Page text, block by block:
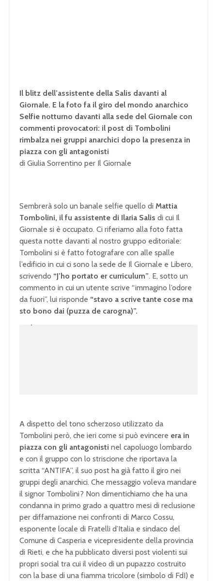
Il blitz dell’assistente della Salis davanti al
Giornale. E la foto fa il giro del mondo anarchico
Selfie notturno davanti alla sede del Giornale con
commenti provocatori: il post di Tombolini
rimbalza nei gruppi anarchici dopo la presenza in
piazza con gli antagonisti
di Giulia Sorrentino per Il Giornale
Sembrerà solo un banale selfie quello di Mattia
Tombolini, il fu assistente di Ilaria Salis di cui Il
Giornale si è occupato. Ci riferiamo alla foto fatta
questa notte davanti al nostro gruppo editoriale:
Tombolini si è fatto fotografare con alle spalle
l’edificio in cui ci sono la sede de Il Giornale e Libero,
scrivendo “J’ho portato er curriculum”. E, sotto un
commento in cui un utente scrive “immagino l’odore
da fuori”, lui risponde “stavo a scrive tante cose ma
sto bono dai (puzza de carogna)”.
A dispetto del tono scherzoso utilizzato da
Tombolini però, che ieri come si può evincere era in
piazza con gli antagonisti nel capoluogo lombardo
e con il gruppo con lo striscione che riportava la
scritta “ANTIFA”, il suo post ha già fatto il giro nei
gruppi degli anarchici. Che messaggio voleva mandare
il signor Tombolini? Non dimentichiamo che ha una
condanna in primo grado a quattro mesi di reclusione
per diffamazione nei confronti di Marco Cossu,
esponente locale di Fratelli d’Italia e sindaco del
Comune di Casperia e vicepresidente della provincia
di Rieti, e che ha pubblicato diversi post violenti sui
propri social tra cui il video di un pupazzo costruito
con la base di una fiamma tricolore (simbolo di FdI) e